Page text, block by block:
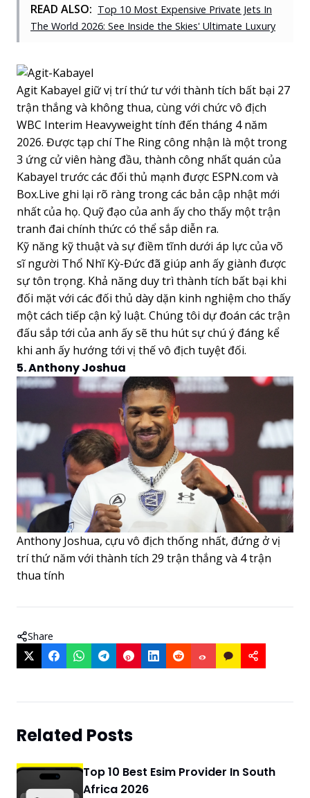
READ ALSO: Top 10 Most Expensive Private Jets In
The World 2026: See Inside the Skies' Ultimate Luxury
Agit Kabayel giữ vị trí thứ tư với thành tích bất bại 27
trận thắng và không thua, cùng với chức vô địch
WBC Interim Heavyweight tính đến tháng 4 năm
2026. Được tạp chí The Ring công nhận là một trong
3 ứng cử viên hàng đầu, thành công nhất quán của
Kabayel trước các đối thủ mạnh được ESPN.com và
Box.Live ghi lại rõ ràng trong các bản cập nhật mới
nhất của họ. Quỹ đạo của anh ấy cho thấy một trận
tranh đai chính thức có thể sắp diễn ra.
Kỹ năng kỹ thuật và sự điềm tĩnh dưới áp lực của võ
sĩ người Thổ Nhĩ Kỳ-Đức đã giúp anh ấy giành được
sự tôn trọng. Khả năng duy trì thành tích bất bại khi
đối mặt với các đối thủ dày dặn kinh nghiệm cho thấy
một cách tiếp cận kỷ luật. Chúng tôi dự đoán các trận
đấu sắp tới của anh ấy sẽ thu hút sự chú ý đáng kể
khi anh ấy hướng tới vị thế vô địch tuyệt đối.
5. Anthony Joshua
Anthony Joshua, cựu vô địch thống nhất, đứng ở vị
trí thứ năm với thành tích 29 trận thắng và 4 trận
thua tính
Share
Related Posts
Top 10 Best Esim Provider In South
Africa 2026